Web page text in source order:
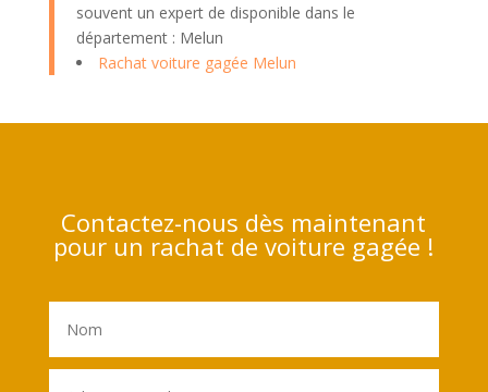
souvent un expert de disponible dans le
département : Melun
Rachat voiture gagée Melun
Contactez-nous dès maintenant
pour un rachat de voiture gagée !